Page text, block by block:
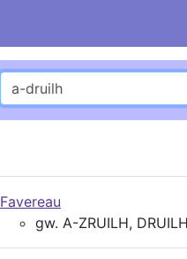
Favereau
gw. A-ZRUILH,